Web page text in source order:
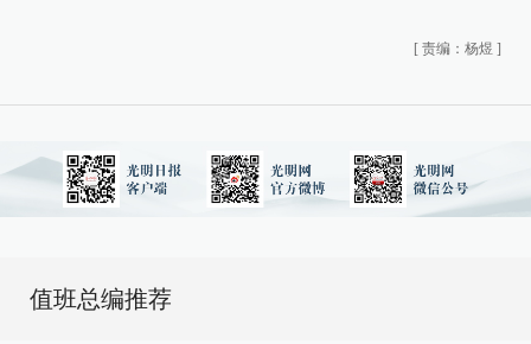
[ 责编：杨煜 ]
值班总编推荐